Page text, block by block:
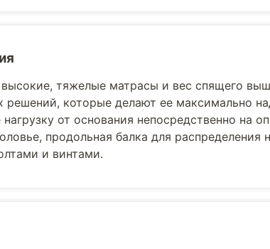
высокие, тяжелые матрасы и вес спящего
решений, которые делают ее максимально
от основания непосредственно на
продольная балка для распределения
и винтами.